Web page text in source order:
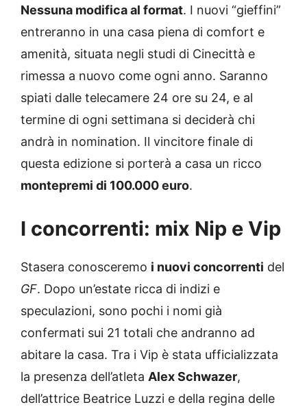
Nessuna modifica al format. I nuovi “gieffini”
entreranno in una casa piena di comfort e
amenità, situata negli studi di Cinecittà e
rimessa a nuovo come ogni anno. Saranno
spiati dalle telecamere 24 ore su 24, e al
termine di ogni settimana si deciderà chi
andrà in nomination. Il vincitore finale di
questa edizione si porterà a casa un ricco
montepremi di 100.000 euro.
I concorrenti: mix Nip e Vip
Stasera conosceremo i nuovi concorrenti del
GF. Dopo un’estate ricca di indizi e
speculazioni, sono pochi i nomi già
confermati sui 21 totali che andranno ad
abitare la casa. Tra i Vip è stata ufficializzata
la presenza dell’atleta Alex Schwazer,
dell’attrice Beatrice Luzzi e della regina delle